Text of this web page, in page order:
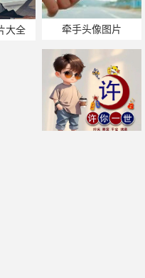
大全 牵手头像图片